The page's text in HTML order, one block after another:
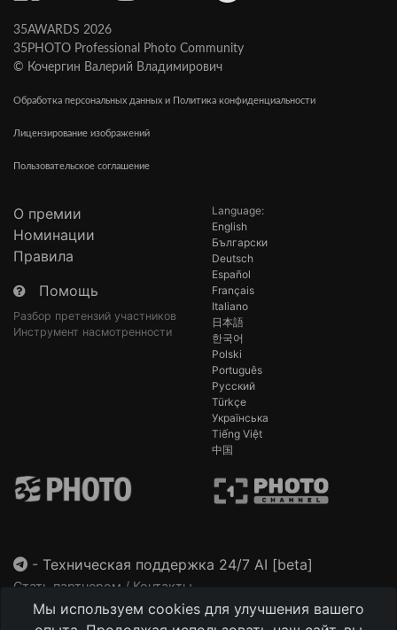
Мы используем cookies для улучшения вашего
35AWARDS 2026
35PHOTO Professional Photo Community
© Кочергин Валерий Владимирович
Обработка персональных данных и Политика конфиденциальности
Лицензирование изображений
Пользовательское соглашение
О премии
Номинации
Правила
Помощь
Разбор претензий участников
Инструмент насмотренности
Language:
English
Български
Deutsch
Español
Français
Italiano
日本語
한국어
Polski
Português
Русский
Türkçe
Українська
Tiếng Việt
中国
- Техническая поддержка 24/7 AI [beta]
Стать партнером / Контакты
This site is protected by reCAPTCHA and the GooglePrivacy Policyand
Terms of Service